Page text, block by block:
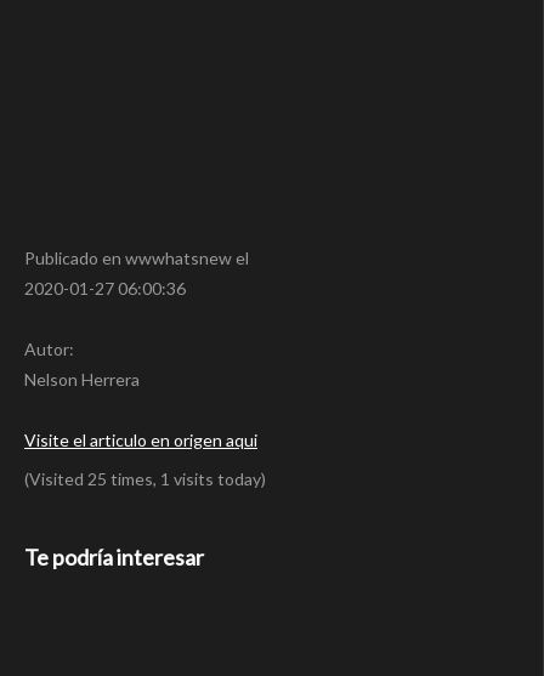
Publicado en wwwhatsnew el
2020-01-27 06:00:36
Autor:
Nelson Herrera
Visite el articulo en origen aqui
(Visited 25 times, 1 visits today)
Te podría interesar